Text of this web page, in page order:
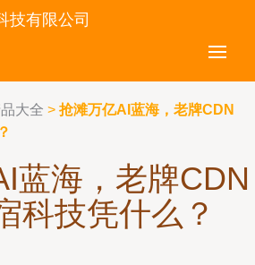
技有限公司
大全 > 抢滩万亿AI蓝海，老牌CDN
蓝海，老牌CDN
科技凭什么？